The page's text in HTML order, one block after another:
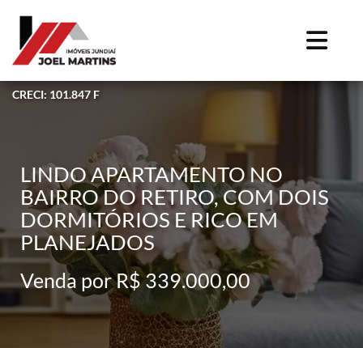
CRECI: 101.847 F
LINDO APARTAMENTO NO
BAIRRO DO RETIRO, COM DOIS
DORMITÓRIOS E RICO EM
PLANEJADOS
Venda por R$ 339.000,00